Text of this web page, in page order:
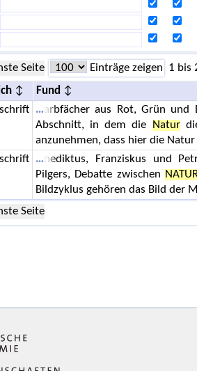
Seite Einträge zeigen 1 bis
Fund
arbfächer aus Rot, Grün und
Abschnitt, in dem die
Natur
anzunehmen, dass hier die
nediktus, Franziskus und
Pilgers, Debatte zwischen
Bildzyklus gehören das Bild der
Seite